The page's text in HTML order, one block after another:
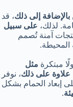
إلى ذلك، قد
لذلك، على سبيل
آمنة تُصمم
مبتكرة مثل
علاوة على ذلك، نوفر
إبعاد الحمام بشكل
.